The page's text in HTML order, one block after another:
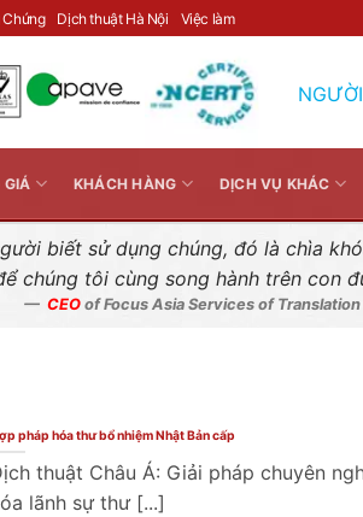
Chứng Dịch thuật Hà Nội Việc làm
GIÁ KHÁCH HÀNG DỊCH VỤ KHÁC
biết sử dụng chúng, đó là chìa
chúng tôi cùng song hành trên con
CEOof Focus Asia Services of
pháp hóa thư bổ nhiệm Nhật Bản cấp
thuật Châu Á: Giải pháp chuyên
lãnh sự thư [...]
Liên hệ nhanh